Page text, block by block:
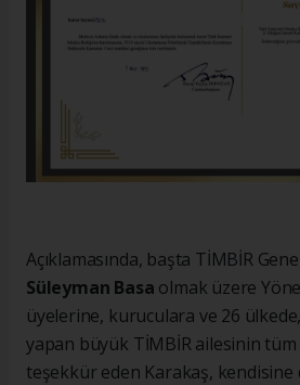
Açıklamasında, başta TİMBİR
Süleyman Basa olmak üzere
üyelerine, kuruculara ve 26
yapan büyük TİMBİR ailesinin
teşekkür eden Karakaş,